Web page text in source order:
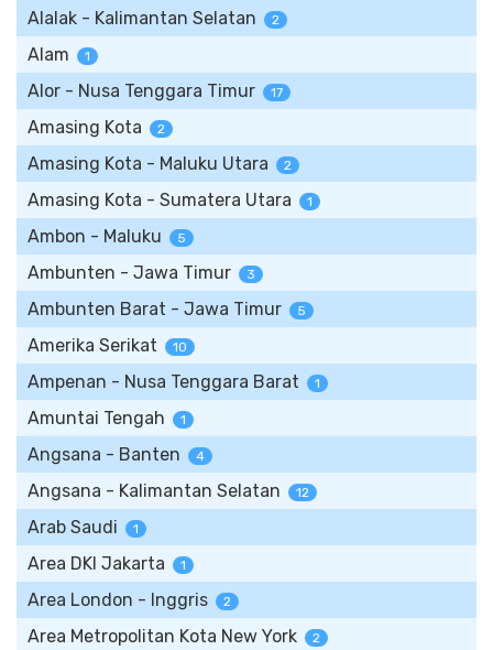
Alalak - Kalimantan Selatan 2
Alam 1
Alor - Nusa Tenggara Timur 17
Amasing Kota 2
Amasing Kota - Maluku Utara 2
Amasing Kota - Sumatera Utara 1
Ambon - Maluku 5
Ambunten - Jawa Timur 3
Ambunten Barat - Jawa Timur 5
Amerika Serikat 10
Ampenan - Nusa Tenggara Barat 1
Amuntai Tengah 1
Angsana - Banten 4
Angsana - Kalimantan Selatan 12
Arab Saudi 1
Area DKI Jakarta 1
Area London - Inggris 2
Area Metropolitan Kota New York 2